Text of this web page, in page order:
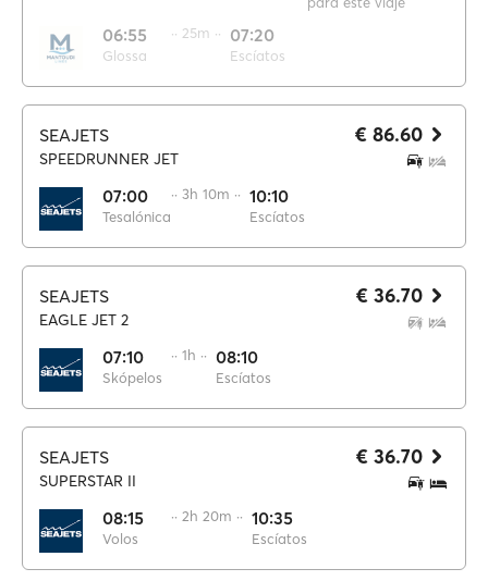
06:55
Glossa
·· 25m ·· 07:20
Escíatos
SEAJETS
SPEEDRUNNER JET
07:00
Tesalónica
·· 3h 10m ·· 10:10
Escíatos
€ 86.60
SEAJETS
EAGLE JET 2
07:10
Skópelos
·· 1h ·· 08:10
Escíatos
€ 36.70
SEAJETS
SUPERSTAR II
08:15
Volos
·· 2h 20m ·· 10:35
Escíatos
€ 36.70